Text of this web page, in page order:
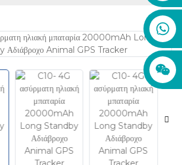
+86 159 8670 4515
+86 159 8667 0464